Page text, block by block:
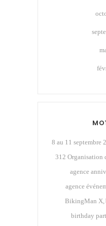
8 au 11 septembre
312 Organisation
agence
agence
BikingMan X
birthday